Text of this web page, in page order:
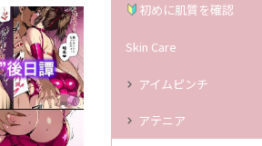
初めに肌質を確認
Skin Care
アイムピンチ
アテニア